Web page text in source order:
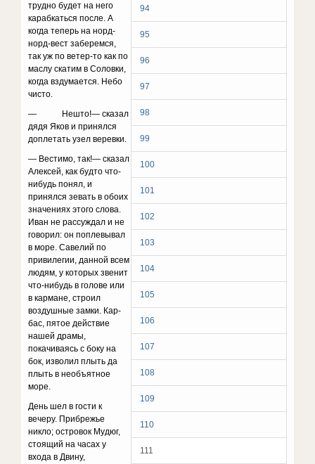
94
95
96
97
98
99
100
101
102
103
104
105
106
107
108
109
110
111
трудно будет на него
карабкаться после. А
когда теперь на норд-
норд-вест заберемся,
так уж по ветер-то как по
маслу скатим в Соловки,
когда вздумается. Небо
чисто.
— Нешто!— сказал
дядя Яков и принялся
допле­тать узел веревки.
— Вестимо, так!— сказал
Алексей, как будто что-
нибудь понял, и
принялся зевать в обоих
значени­ях этого слова.
Иван не рассуждал и не
говорил: он поплевывал
в море. Савелий по
привилегии, дан­ной всем
людям, у которых звенит
что-нибудь в голове или
в кармане, строил
воздушные замки. Кар­
бас, пятое действие
нашей драмы,
покачиваясь с боку на
бок, изволил плыть да
плыть в необъятное
море.
День шел в гости к
вечеру. Прибрежье
никло; островок Мудюг,
стоящий на часах у
входа в Двину,